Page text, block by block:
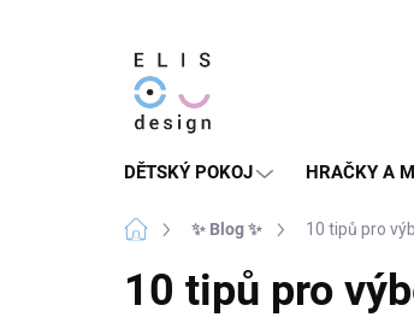
DĚTSKÝ POKOJ HRAČKY A
Domů ✨ Blog ✨ 10 tipů pro
10 tipů pro